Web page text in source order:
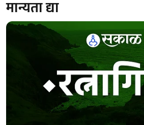
मान्यता द्या